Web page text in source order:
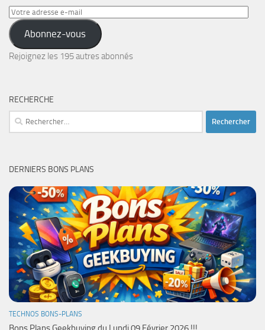
Votre
adresse
e-
mail
Abonnez-vous
Rejoignez les 195 autres abonnés
RECHERCHE
Rechercher :
DERNIERS BONS PLANS
TECHNOS BONS-PLANS